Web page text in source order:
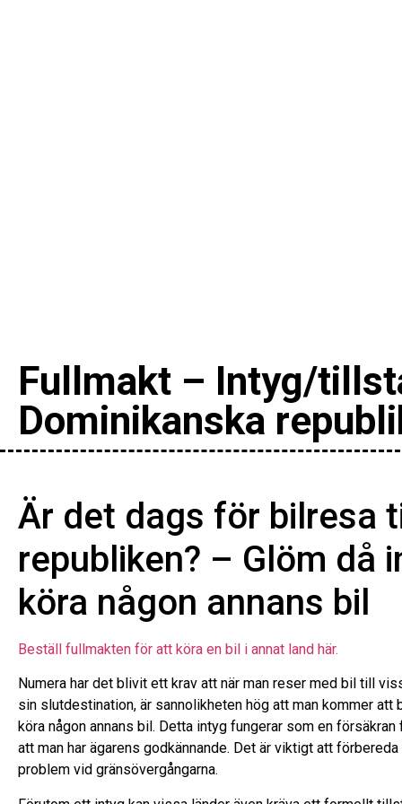
Fullmakt – Intyg/
Dominikanska
Är det dags för bilresa
republiken? – Glöm
köra någon annans bil
Beställ fullmakten för att köra en bil i annat land här.
Numera har det blivit ett krav att när man reser med bil till
sin slutdestination, är sannolikheten hög att man kommer
köra någon annans bil. Detta intyg fungerar som en
att man har ägarens godkännande. Det är viktigt att
problem vid gränsövergångarna.